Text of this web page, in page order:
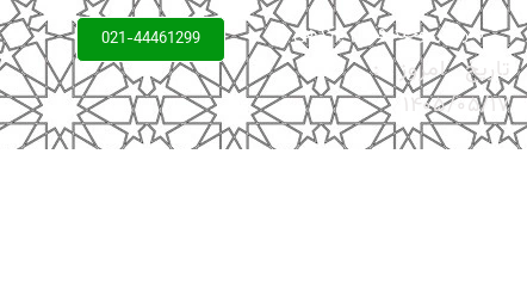
سردبیر: وحید فعال پاکدهی
تاریخ امروز :
۱۴۰۵/۰۵/۱۷
021-44461299